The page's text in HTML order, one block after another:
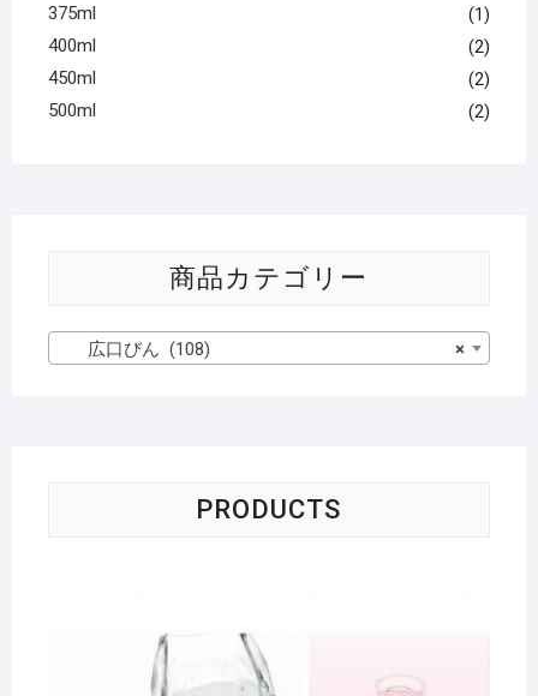
375ml
(1)
400ml
(2)
450ml
(2)
500ml
(2)
商品カテゴリー
×
広口びん (108)
PRODUCTS